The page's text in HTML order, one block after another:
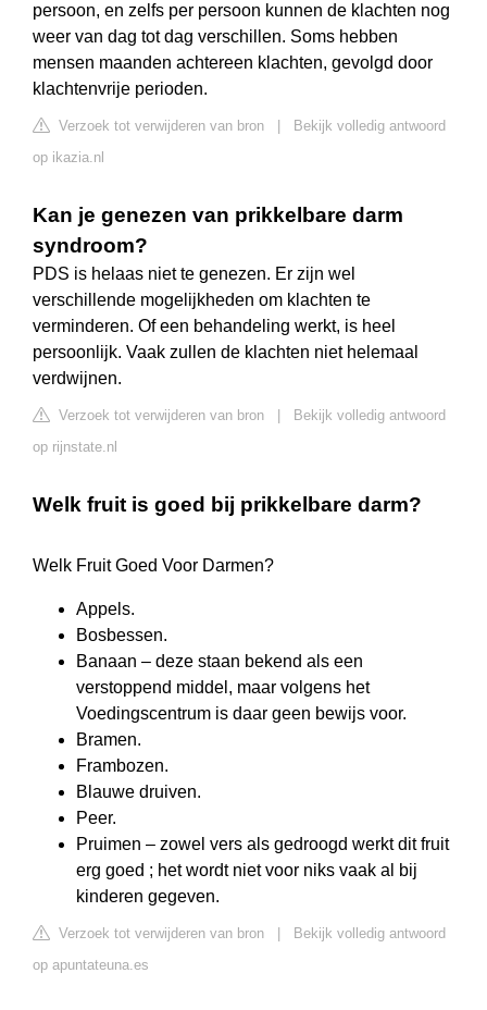
persoon, en zelfs per persoon kunnen de klachten nog
weer van dag tot dag verschillen. Soms hebben
mensen maanden achtereen klachten, gevolgd door
klachtenvrije perioden.
Verzoek tot verwijderen van bron
Bekijk volledig antwoord
op ikazia.nl
Kan je genezen van prikkelbare darm
syndroom?
PDS is helaas niet te genezen. Er zijn wel
verschillende mogelijkheden om klachten te
verminderen. Of een behandeling werkt, is heel
persoonlijk. Vaak zullen de klachten niet helemaal
verdwijnen.
Verzoek tot verwijderen van bron
Bekijk volledig antwoord
op rijnstate.nl
Welk fruit is goed bij prikkelbare darm?
Welk Fruit Goed Voor Darmen?
Appels.
Bosbessen.
Banaan – deze staan bekend als een
verstoppend middel, maar volgens het
Voedingscentrum is daar geen bewijs voor.
Bramen.
Frambozen.
Blauwe druiven.
Peer.
Pruimen – zowel vers als gedroogd werkt dit fruit
erg goed ; het wordt niet voor niks vaak al bij
kinderen gegeven.
Verzoek tot verwijderen van bron
Bekijk volledig antwoord
op apuntateuna.es